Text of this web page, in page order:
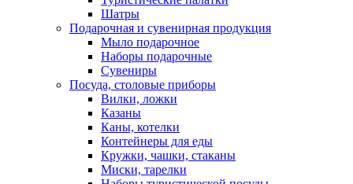
Шатры
Подарочная и сувенирная продукция
Мыло подарочное
Наборы подарочные
Сувениры
Посуда, столовые приборы
Вилки, ложки
Казаны
Каны, котелки
Контейнеры для еды
Кружки, чашки, стаканы
Миски, тарелки